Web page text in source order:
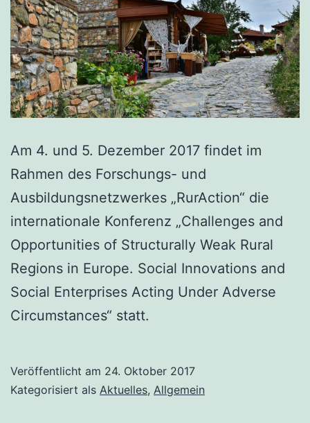
Am 4. und 5. Dezember 2017 findet im
Rahmen des Forschungs- und
Ausbildungsnetzwerkes „RurAction“ die
internationale Konferenz „Challenges and
Opportunities of Structurally Weak Rural
Regions in Europe. Social Innovations and
Social Enterprises Acting Under Adverse
Circumstances“ statt.
Veröffentlicht am 24. Oktober 2017
Kategorisiert als Aktuelles, Allgemein